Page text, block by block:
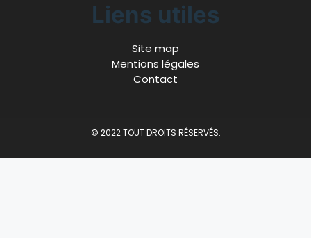
Liens utiles
Site map
Mentions légales
Contact
© 2022 TOUT DROITS RÉSERVÉS.